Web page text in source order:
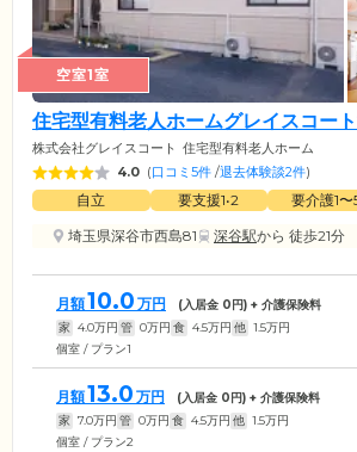
空室1室
住宅型有料老人ホームグレイスコー
株式会社グレイスコート 住宅型有料老人ホーム
4.0 (口コミ5件 /退去体験談2件)
自立 要支援1•2 要介護1〜
埼玉県深谷市西島81
深谷駅から 徒歩21分
月額10.0 万円 (入居金 0円) + 介護保険料
家 4.0万円 管 0万円 食 4.5万円 他 1.5万円
個室 / プラン1
月額13.0 万円 (入居金 0円) + 介護保険料
家 7.0万円 管 0万円 食 4.5万円 他 1.5万円
個室 / プラン2